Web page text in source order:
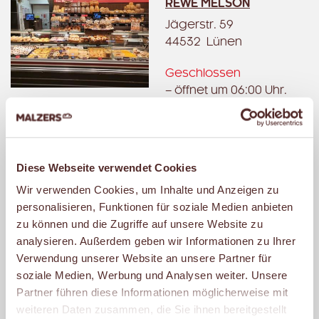
Diese Webseite verwendet Cookies
Wir verwenden Cookies, um Inhalte und Anzeigen zu
personalisieren, Funktionen für soziale Medien anbieten
zu können und die Zugriffe auf unsere Website zu
analysieren. Außerdem geben wir Informationen zu Ihrer
Verwendung unserer Website an unsere Partner für
soziale Medien, Werbung und Analysen weiter. Unsere
Partner führen diese Informationen möglicherweise mit
weiteren Daten zusammen, die Sie ihnen bereitgestellt
REWE MELSON
Jägerstr. 59
44532 Lünen
Geschlossen
– öffnet um 06:00 Uhr.
44328 Dortmund
Geschlossen
– öffnet um 07:00 Uhr.
MALZERS BACKSTUBE IM
REWE CH. ERNST